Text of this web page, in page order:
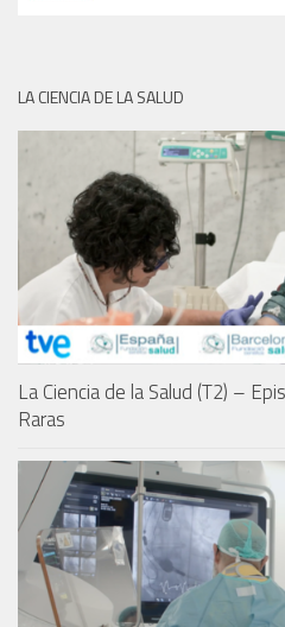
LA CIENCIA DE LA SALUD
La Ciencia de la Salud (T2) –
Raras